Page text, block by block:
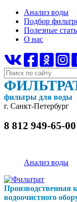
Анализ воды
Подбор
Полезные
О нас
фильтры для воды
г. Санкт-Петербург
8 812 949-65-00
Анализ воды
водоочистного